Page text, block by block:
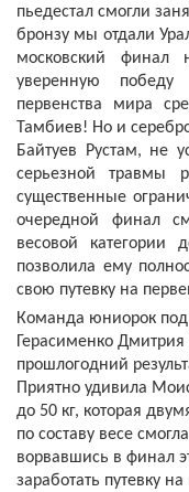
пьедестал смогли
бронзу мы отдали
московский финал
уверенную победу
первенства мира
Тамбиев! Но и
Байтуев Рустам, не
серьезной травмы
существенные
очередной финал
весовой
позволила ему
свою путевку на
Команда юниорок под
Герасименко
прошлогодний
Приятно удивила
до 50 кг, которая
по составу весе
ворвавшись в финал
заработать путевку